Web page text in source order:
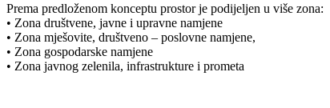
Prema predloženom konceptu prostor je podijeljen u više zona:
• Zona društvene, javne i upravne namjene
• Zona mješovite, društveno – poslovne namjene,
• Zona gospodarske namjene
• Zona javnog zelenila, infrastrukture i prometa